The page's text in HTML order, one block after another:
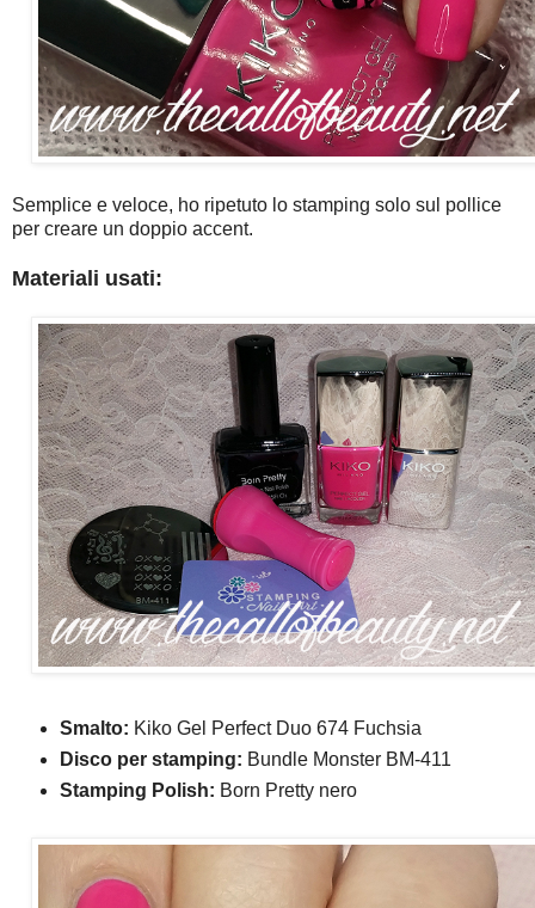
Semplice e veloce, ho ripetuto lo stamping solo sul pollice
per creare un doppio accent.
Materiali usati:
Smalto: Kiko Gel Perfect Duo 674 Fuchsia
Disco per stamping: Bundle Monster BM-411
Stamping Polish: Born Pretty nero